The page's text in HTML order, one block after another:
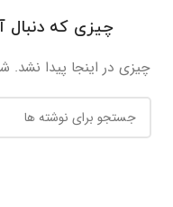
چیزی که دنبال
چیزی در اینجا پیدا نشد.